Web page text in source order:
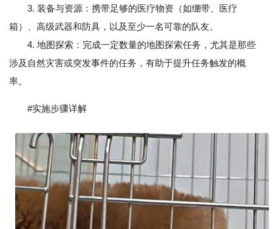
3. 装备与资源：携带足够的医疗物资（如绷带、医疗
箱）、高级武器和防具，以及至少一名可靠的队友。
4. 地图探索：完成一定数量的地图探索任务，尤其是那些
涉及自然灾害或突发事件的任务，有助于提升任务触发的概
率。
#实施步骤详解